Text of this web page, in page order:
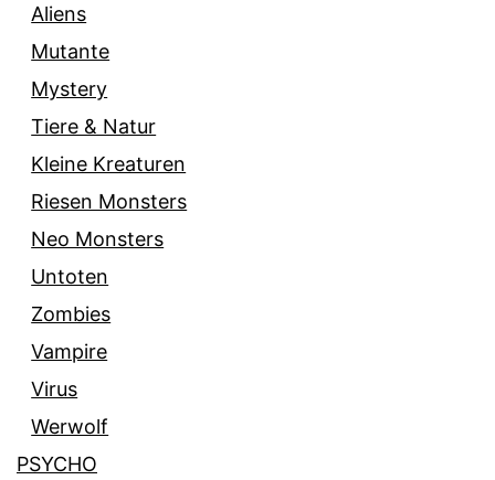
Aliens
Mutante
Mystery
Tiere & Natur
Kleine Kreaturen
Riesen Monsters
Neo Monsters
Untoten
Zombies
Vampire
Virus
Werwolf
PSYCHO